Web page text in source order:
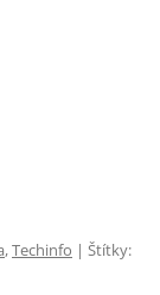
,Techinfo | Štítky: